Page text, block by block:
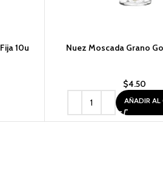
10u Nuez Moscada Grano
$4.50
AÑADIR AL